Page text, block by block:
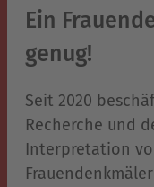
Ein
genug!
Seit 2020
Recherche und
Interpretation